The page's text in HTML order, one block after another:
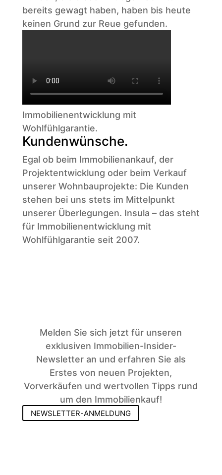
bereits gewagt haben, haben bis heute
keinen Grund zur Reue gefunden.
Immobilienentwicklung mit
Wohlfühlgarantie.
Kundenwünsche.
Egal ob beim Immobilienankauf, der
Projektentwicklung oder beim Verkauf
unserer Wohnbauprojekte: Die Kunden
stehen bei uns stets im Mittelpunkt
unserer Überlegungen. Insula – das steht
für Immobilienentwicklung mit
Wohlfühlgarantie seit 2007.
Melden Sie sich jetzt für unseren
exklusiven Immobilien-Insider-
Newsletter an und erfahren Sie als
Erstes von neuen Projekten,
Vorverkäufen und wertvollen Tipps rund
um den Immobilienkauf!
NEWSLETTER-ANMELDUNG